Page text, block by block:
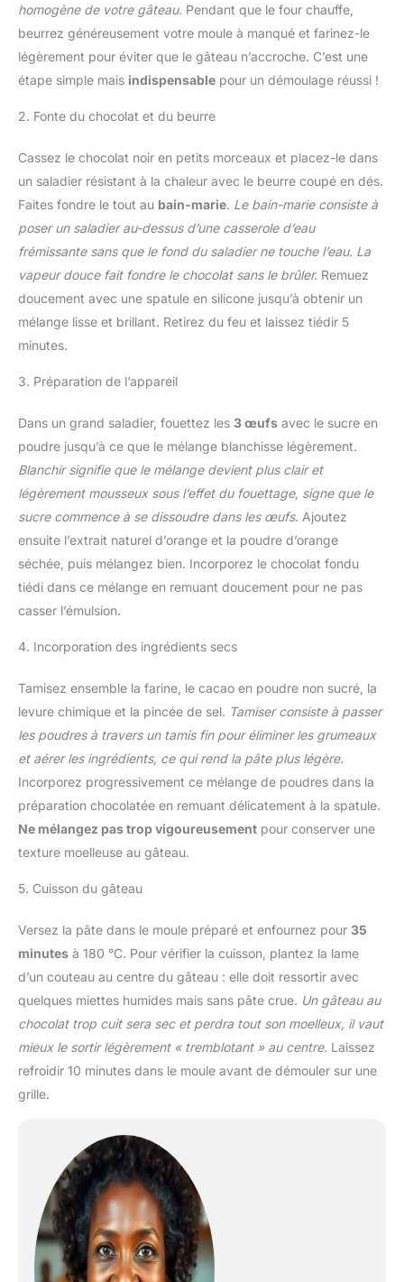
homogène de votre gâteau. Pendant que le four chauffe,
beurrez généreusement votre moule à manqué et farinez-le
légèrement pour éviter que le gâteau n’accroche. C’est une
étape simple mais indispensable pour un démoulage réussi !
2. Fonte du chocolat et du beurre
Cassez le chocolat noir en petits morceaux et placez-le dans
un saladier résistant à la chaleur avec le beurre coupé en dés.
Faites fondre le tout au bain-marie. Le bain-marie consiste à
poser un saladier au-dessus d’une casserole d’eau
frémissante sans que le fond du saladier ne touche l’eau. La
vapeur douce fait fondre le chocolat sans le brûler. Remuez
doucement avec une spatule en silicone jusqu’à obtenir un
mélange lisse et brillant. Retirez du feu et laissez tiédir 5
minutes.
3. Préparation de l’appareil
Dans un grand saladier, fouettez les 3 œufs avec le sucre en
poudre jusqu’à ce que le mélange blanchisse légèrement.
Blanchir signifie que le mélange devient plus clair et
légèrement mousseux sous l’effet du fouettage, signe que le
sucre commence à se dissoudre dans les œufs. Ajoutez
ensuite l’extrait naturel d’orange et la poudre d’orange
séchée, puis mélangez bien. Incorporez le chocolat fondu
tiédi dans ce mélange en remuant doucement pour ne pas
casser l’émulsion.
4. Incorporation des ingrédients secs
Tamisez ensemble la farine, le cacao en poudre non sucré, la
levure chimique et la pincée de sel. Tamiser consiste à passer
les poudres à travers un tamis fin pour éliminer les grumeaux
et aérer les ingrédients, ce qui rend la pâte plus légère.
Incorporez progressivement ce mélange de poudres dans la
préparation chocolatée en remuant délicatement à la spatule.
Ne mélangez pas trop vigoureusement pour conserver une
texture moelleuse au gâteau.
5. Cuisson du gâteau
Versez la pâte dans le moule préparé et enfournez pour 35
minutes à 180 °C. Pour vérifier la cuisson, plantez la lame
d’un couteau au centre du gâteau : elle doit ressortir avec
quelques miettes humides mais sans pâte crue. Un gâteau au
chocolat trop cuit sera sec et perdra tout son moelleux, il vaut
mieux le sortir légèrement « tremblotant » au centre. Laissez
refroidir 10 minutes dans le moule avant de démouler sur une
grille.